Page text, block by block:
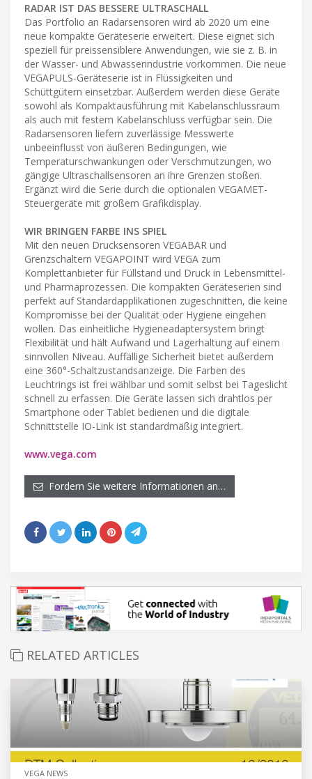
RADAR IST DAS BESSERE ULTRASCHALL
Das Portfolio an Radarsensoren wird ab 2020 um eine
neue kompakte Geräteserie erweitert. Diese eignet sich
speziell für preissensiblere Anwendungen, wie sie z. B. in
der Wasser- und Abwasserindustrie vorkommen. Die neue
VEGAPULS-Geräteserie ist in Flüssigkeiten und
Schüttgütern einsetzbar. Außerdem werden diese Geräte
sowohl als Kompaktausführung mit Kabelanschlussraum
als auch mit festem Kabelanschluss verfügbar sein. Die
Radarsensoren liefern zuverlässige Messwerte
unbeeinflusst von äußeren Bedingungen, wie
Temperaturschwankungen oder Verschmutzungen, wo
gängige Ultraschallsensoren an ihre Grenzen stoßen.
Ergänzt wird die Serie durch die optionalen VEGAMET-
Steuergeräte mit großem Grafikdisplay.
WIR BRINGEN FARBE INS SPIEL
Mit den neuen Drucksensoren VEGABAR und
Grenzschaltern VEGAPOINT wird VEGA zum
Komplettanbieter für Füllstand und Druck in Lebensmittel-
und Pharmaprozessen. Die kompakten Geräteserien sind
perfekt auf Standardapplikationen zugeschnitten, die keine
Kompromisse bei der Qualität oder Hygiene eingehen
wollen. Das einheitliche Hygieneadaptersystem bringt
Flexibilität und hält Aufwand und Lagerhaltung auf einem
sinnvollen Niveau. Auffällige Sicherheit bietet außerdem
eine 360°-Schaltzustandsanzeige. Die Farben des
Leuchtrings ist frei wählbar und somit selbst bei Tageslicht
schnell zu erfassen. Die Geräte lassen sich drahtlos per
Smartphone oder Tablet bedienen und die digitale
Schnittstelle IO-Link ist standardmäßig integriert.
www.vega.com
Fordern Sie weitere Informationen an…
RELATED ARTICLES
VEGA NEWS